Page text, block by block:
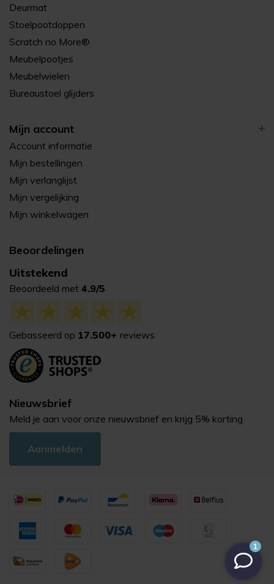
Deurmat
Stoelpootdoppen
Scratch no More®
Meubelpootjes
Meubelwielen
Bureaustoel glijders
Mijn account
Account informatie
Mijn bestellingen
Mijn verlanglijst
Mijn vergelijking
Mijn winkelwagen
Beoordelingen
Uitstekend
Beoordeeld met 4.9/5
Gebasseerd op 17.500+ reviews
Nieuwsbrief
Meld je aan voor onze nieuwsbrief en krijg 5% korting
Aanmelden